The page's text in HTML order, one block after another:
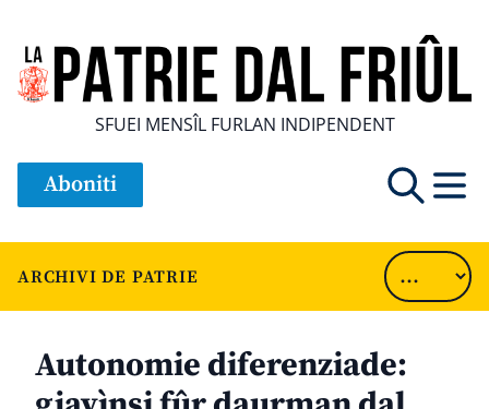
SFUEI MENSÎL FURLAN INDIPENDENT
Aboniti
ARCHIVI DE PATRIE
Autonomie diferenziade: